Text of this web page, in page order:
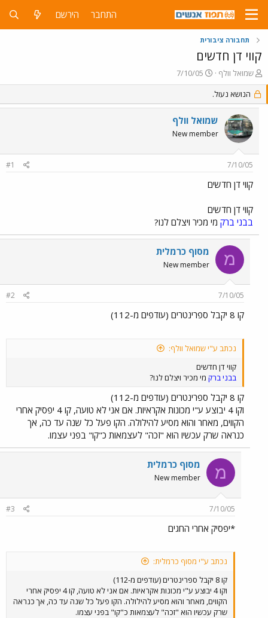
התחבר הירשם
תחבורה ציבורית
קווי דן חדשים
פ
ו
ת
ח
נ
שמואל וולף
פ
ו
ס
ם
ב
ת
7/10/05
הנושא נעול.
שמואל וולף
New member
7/10/05
#1
קווי דן חדשים
קווי דן חדשים
בבני ברק מי מכיר ויצלם לנו?
מ מסוף כרמלית
New member
7/10/05
#2
קו 8 יקבל ספרינטרים (עודפים מ-112)
נכתב ע"י שמואל וולף:
קווי דן חדשים
בבני ברק מי מכיר ויצלם לנו?
קו 8 יקבל ספרינטרים (עודפים מ-112)
וקו 4 יבוצע ע"י מכונות אקראיות. אם אני לא טועה, קו 4 יפסיק אחרי
הקווים, מאחר והוא מסיע להילולה. הקו פעל כל שנה עד כה, אך
כנראה שרק עכשיו הוא "זכה" לעצמאות כ"קו" בפני עצמו.
מ מסוף כרמלית
New member
7/10/05
#3
*יפסיק אחרי החגים
נכתב ע"י מסוף כרמלית:
קו 8 יקבל ספרינטרים (עודפים מ-112)
וקו 4 יבוצע ע"י מכונות אקראיות. אם אני לא טועה, קו 4 יפסיק אחרי
הקווים, מאחר והוא מסיע להילולה. הקו פעל כל שנה עד כה, אך כנראה
שרק עכשיו הוא "זכה" לעצמאות כ"קו" בפני עצמו.